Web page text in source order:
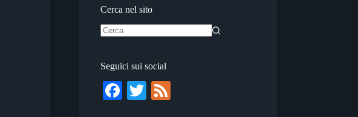
Cerca nel sito
Seguici sui social
Fa T